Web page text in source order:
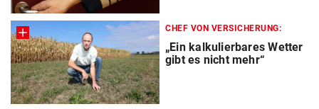
CHEF VON VERSICHERUNG:
„Ein kalkulierbares Wetter
gibt es nicht mehr“